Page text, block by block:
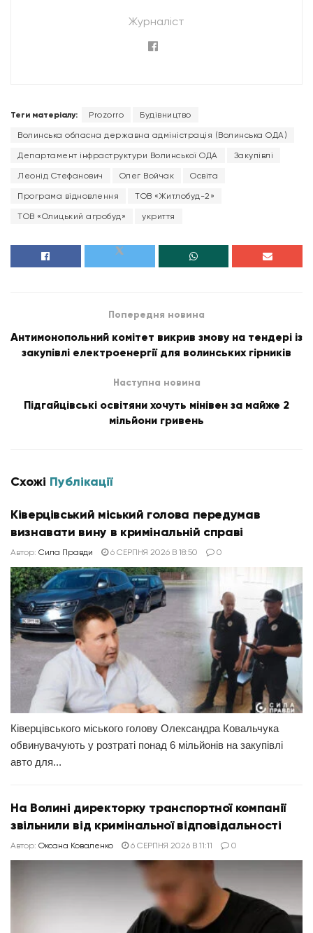
Журналіст
Теги матеріалу: Prozorro Будівництво
Волинська обласна державна адміністрація (Волинська ОДА)
Департамент інфраструктури Волинської ОДА Закупівлі
Леонід Стефанович Олег Войчак Освіта
Програма відновлення ТОВ «Житлобуд-2»
ТОВ «Олицький агробуд» укриття
Попередня новина
Антимонопольний комітет викрив змову на тендері із
закупівлі електроенергії для волинських гірників
Наступна новина
Підгайцівські освітяни хочуть мінівен за майже 2
мільйони гривень
Схожі Публікації
Ківерцівський міський голова передумав
визнавати вину в кримінальній справі
Автор: Сила Правди 6 СЕРПНЯ 2026 В 18:50 0
Ківерцівського міського голову Олександра Ковальчука
обвинувачують у розтраті понад 6 мільйонів на закупівлі
авто для...
На Волині директорку транспортної компанії
звільнили від кримінальної відповідальності
Автор: Оксана Коваленко 6 СЕРПНЯ 2026 В 11:11 0